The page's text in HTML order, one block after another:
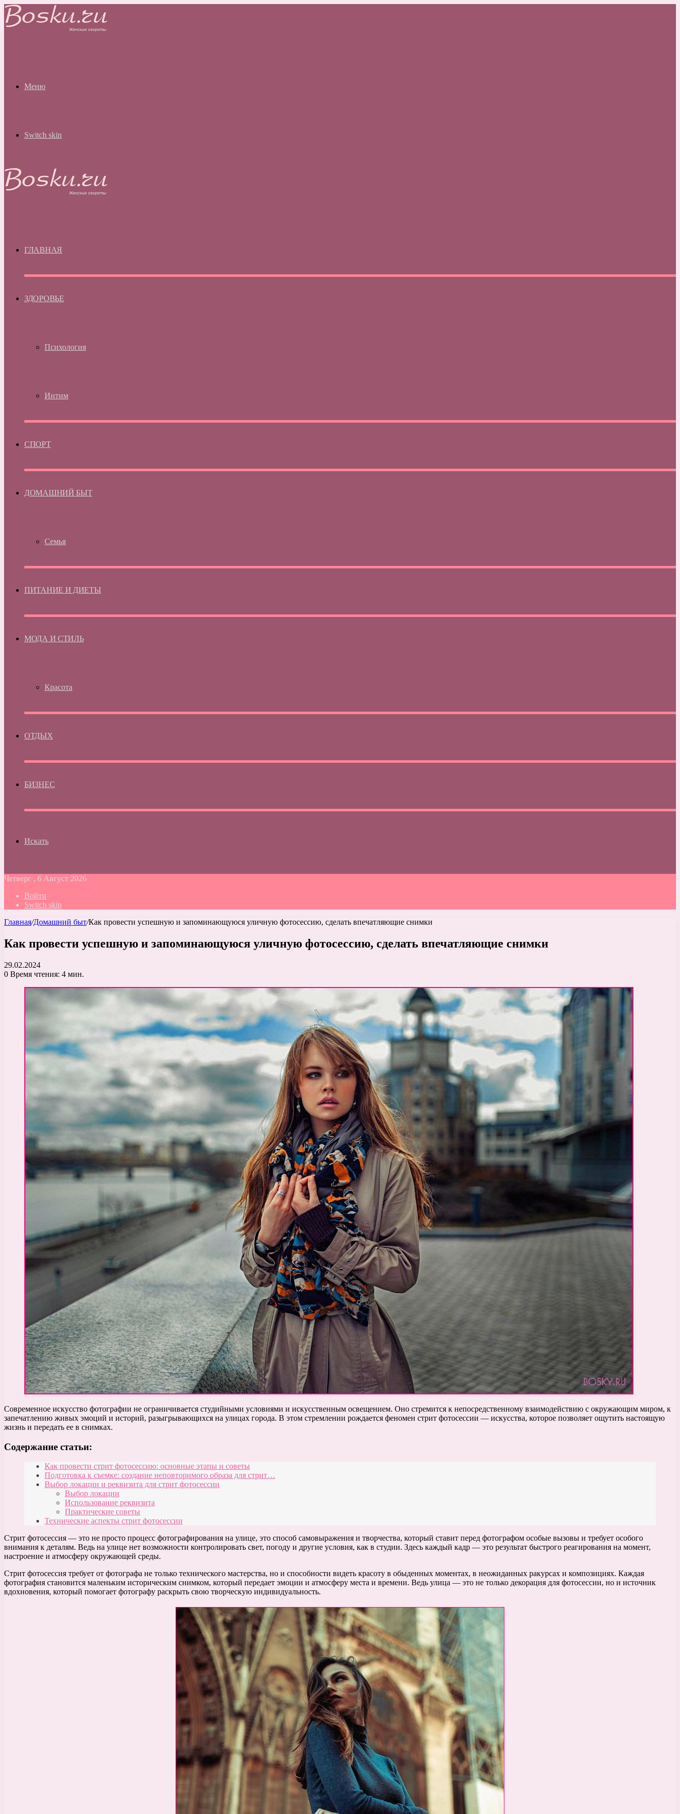
Меню
Switch skin
ГЛАВНАЯ
ЗДОРОВЬЕ
Психология
Интим
СПОРТ
ДОМАШНИЙ БЫТ
Семья
ПИТАНИЕ И ДИЕТЫ
МОДА И СТИЛЬ
Красота
ОТДЫХ
БИЗНЕС
Искать
Четверг , 6 Август 2026
Войти
Switch skin
Главная/Домашний быт/Как провести успешную и запоминающуюся уличную фотосессию, сделать впечатляющие снимки
Как провести успешную и запоминающуюся уличную фотосессию, сделать впечатляющие снимки
29.02.2024
0 Время чтения: 4 мин.
Современное искусство фотографии не ограничивается студийными условиями и искусственным освещением. Оно стремится к непосредственному взаимодействию с окружающим миром, к
запечатлению живых эмоций и историй, разыгрывающихся на улицах города. В этом стремлении рождается феномен стрит фотосессии — искусства, которое позволяет ощутить настоящую
жизнь и передать ее в снимках.
Содержание статьи:
Как провести стрит фотосессию: основные этапы и советы
Подготовка к съемке: создание неповторимого образа для стрит…
Выбор локации и реквизита для стрит фотосессии
Выбор локации
Использование реквизита
Практические советы
Технические аспекты стрит фотосессии
Стрит фотосессия — это не просто процесс фотографирования на улице, это способ самовыражения и творчества, который ставит перед фотографом особые вызовы и требует особого
внимания к деталям. Ведь на улице нет возможности контролировать свет, погоду и другие условия, как в студии. Здесь каждый кадр — это результат быстрого реагирования на момент,
настроение и атмосферу окружающей среды.
Стрит фотосессия требует от фотографа не только технического мастерства, но и способности видеть красоту в обыденных моментах, в неожиданных ракурсах и композициях. Каждая
фотография становится маленьким историческим снимком, который передает эмоции и атмосферу места и времени. Ведь улица — это не только декорация для фотосессии, но и источник
вдохновения, который помогает фотографу раскрыть свою творческую индивидуальность.